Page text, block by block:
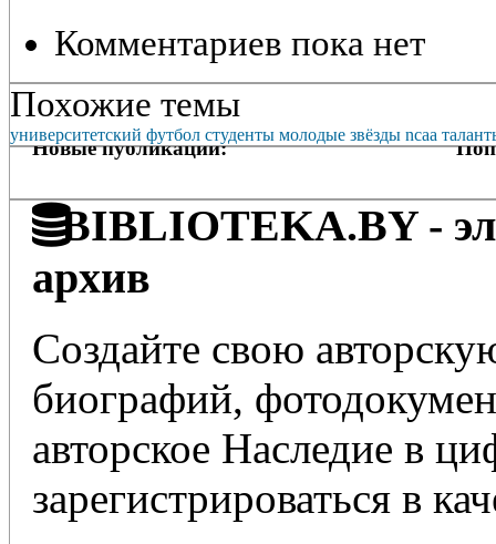
Комментариев пока нет
Похожие темы
университетский футбол студенты молодые звёзды ncaa
Новые публикации:
BIBLIOTEKA.BY -
архив
Создайте свою
биографий,
авторское Наследие в
зарегистрироваться в